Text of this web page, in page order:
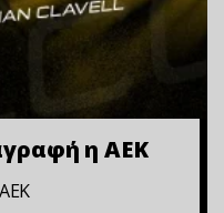
η ΑΕΚ